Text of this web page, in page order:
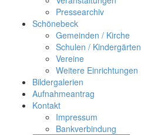
Pressearchiv
Schönebeck
Gemeinden / Kirche
Schulen / Kindergärten
Vereine
Weitere Einrichtungen
Bildergalerien
Aufnahmeantrag
Kontakt
Impressum
Bankverbindung